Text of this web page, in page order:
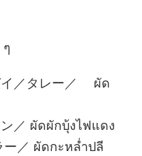
イ／タレー／ ผัด
／ ผัดผักบุ้งไฟแดง
ー／ ผัดกะหล่ำปลี